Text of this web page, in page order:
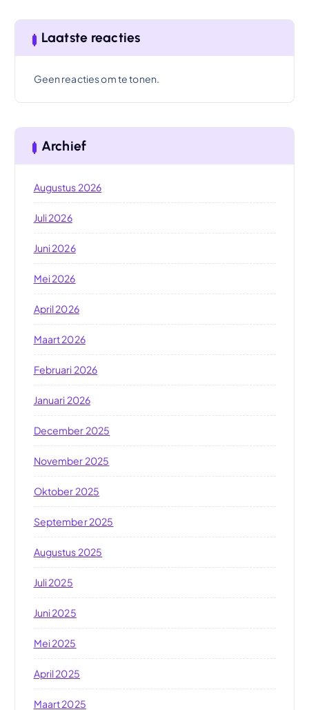
Laatste reacties
Geen reacties om te tonen.
Archief
Augustus 2026
Juli 2026
Juni 2026
Mei 2026
April 2026
Maart 2026
Februari 2026
Januari 2026
December 2025
November 2025
Oktober 2025
September 2025
Augustus 2025
Juli 2025
Juni 2025
Mei 2025
April 2025
Maart 2025